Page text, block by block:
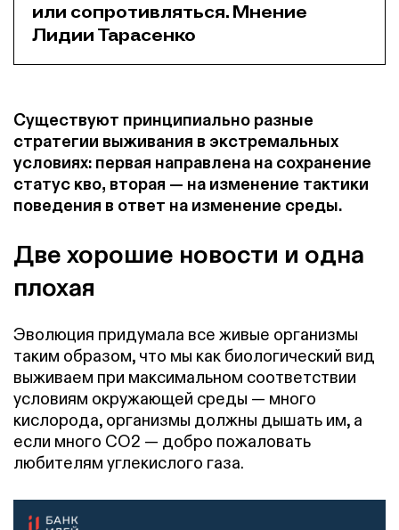
или сопротивляться. Мнение
Лидии Тарасенко
Существуют принципиально разные
стратегии выживания в экстремальных
условиях: первая направлена на сохранение
статус кво, вторая — на изменение тактики
поведения в ответ на изменение среды.
Две хорошие новости и одна
плохая
Эволюция придумала все живые организмы
таким образом, что мы как биологический вид
выживаем при максимальном соответствии
условиям окружающей среды — много
кислорода, организмы должны дышать им, а
если много СО2 — добро пожаловать
любителям углекислого газа.